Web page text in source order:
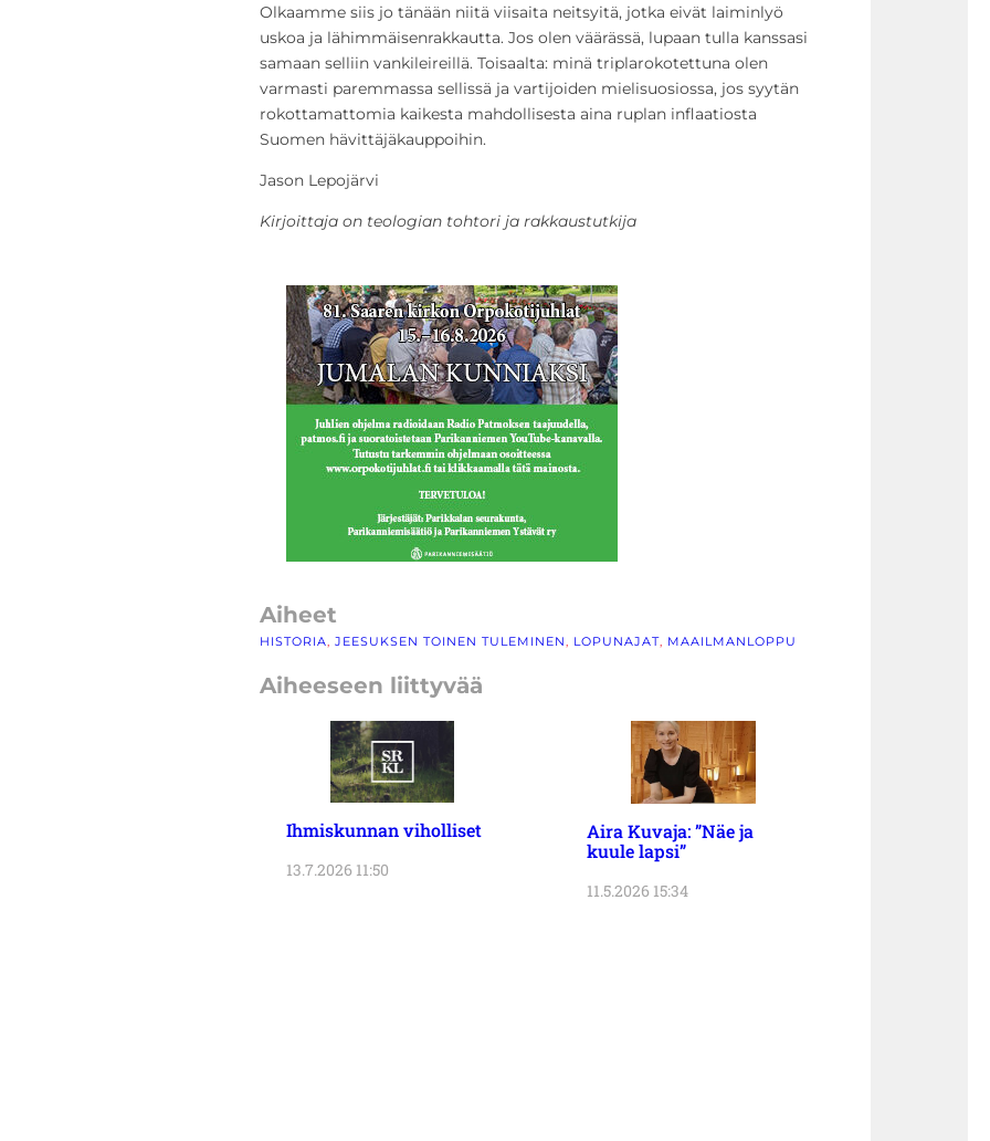
Olkaamme siis jo tänään niitä viisaita neitsyitä, jotka eivät laiminlyö
uskoa ja lähimmäisenrakkautta. Jos olen väärässä, lupaan tulla kanssasi
samaan selliin vankileireillä. Toisaalta: minä triplarokotettuna olen
varmasti paremmassa sellissä ja vartijoiden mielisuosiossa, jos syytän
rokottamattomia kaikesta mahdollisesta aina ruplan inflaatiosta
Suomen hävittäjäkauppoihin.
Jason Lepojärvi
Kirjoittaja on teologian tohtori ja rakkaustutkija
Aiheet
HISTORIA JEESUKSEN TOINEN TULEMINEN LOPUNAJAT, MAAILMANLOPPU
Aiheeseen liittyvää
Ihmiskunnan viholliset
13.7.2026 11:50
Aira Kuvaja: ”Näe ja
kuule lapsi”
11.5.2026 15:34